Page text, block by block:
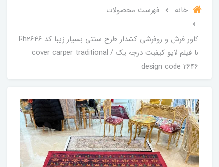
خانه فهرست محصولات
کاور فرش و روفرشی کشدار‌ طرح سنتی بسیار زیبا کد Rh2646
با فیلم لایو کیفیت درجه یک / cover carper traditional
design code 2646